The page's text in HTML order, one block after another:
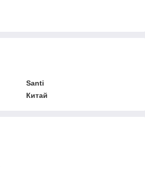
Santi
Китай